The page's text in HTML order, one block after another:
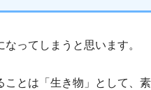
ってしまうと思います。
ことは「生き物」として、素